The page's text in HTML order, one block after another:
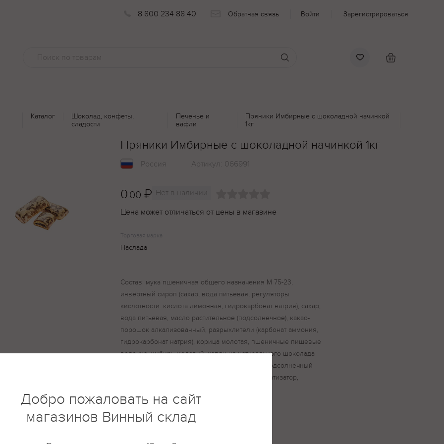
8 800 234 88 40 Обратная связь Войти Зарегистрироваться
Каталог
Шоколад, конфеты,
сладости
Печенье и
вафли
Пряники Имбирные с шоколадной начинкой
1кг
Пряники Имбирные с шоколадной начинкой 1кг
Россия Артикул: 066991
0.00 ₽ Нет в наличии
Цена может отличаться от цены в магазине
Торговая марка
Наслада
Состав: мука пшеничная общего назначения М 75-23,
инвертный сироп (сахар, вода питьевая, регуляторы
кислотности: кислота лимонная, гидрокарбонат натрия), сахар,
вода питьевая, масло растительное (подсолнечное), какао-
порошок алкализованный, разрыхлители (карбонат аммония,
гидрокарбонат натрия), корица молотая, пшеничные пищевые
волокна, имбирь молотый, капли из натурального шоколада
(сахар, какао-масса, какао-масло, эмульгатор подсолнечный
лецитин, ароматизатор), краситель Е150с, ароматизатор,
Добро пожаловать на сайт
магазинов Винный склад